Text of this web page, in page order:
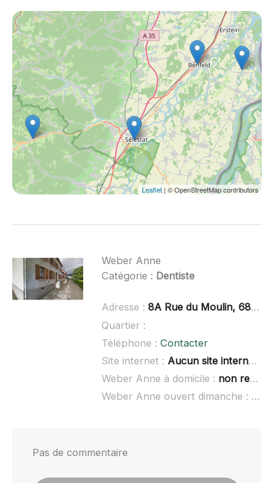
Leaflet | © OpenStreetMap contributors
Weber Anne
Catégorie : Dentiste
Adresse : 8A Rue du Moulin, 68160 Sainte-Croix-aux-Mines
Quartier :
Téléphone : Contacter
Site internet : Aucun site internet connu
Weber Anne à domicile : non renseigné
Weber Anne ouvert dimanche :
non
Pas de commentaire